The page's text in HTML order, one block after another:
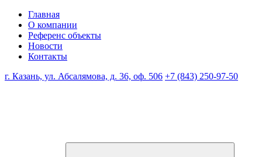
Главная
О компании
Референс объекты
Новости
Контакты
г. Казань, ул. Абсалямова, д. 36, оф. 506 +7 (843) 250-97-50